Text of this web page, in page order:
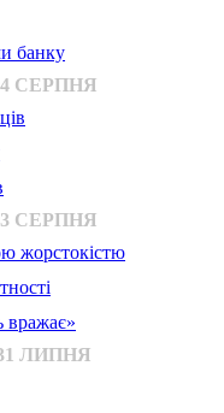
банку
СЕРПНЯ
СЕРПНЯ
жорстокістю
вражає»
ЛИПНЯ